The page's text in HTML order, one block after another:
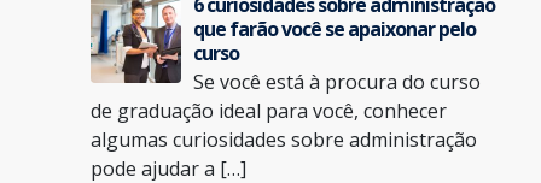
que farão você se apaixonar pelo
curso
Se você está à procura do curso
de graduação ideal para você, conhecer
algumas curiosidades sobre administração
pode ajudar a […]